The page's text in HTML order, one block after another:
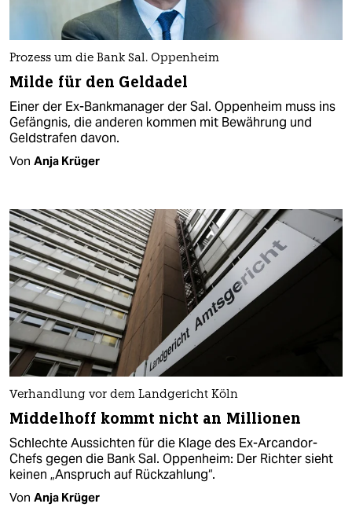
Prozess um die Bank Sal. Oppenheim
Milde für den Geldadel
Einer der Ex-Bankmanager der Sal. Oppenheim muss ins
Gefängnis, die anderen kommen mit Bewährung und
Geldstrafen davon.
Von Anja Krüger
Verhandlung vor dem Landgericht Köln
Middelhoff kommt nicht an Millionen
Schlechte Aussichten für die Klage des Ex-Arcandor-
Chefs gegen die Bank Sal. Oppenheim: Der Richter sieht
keinen „Anspruch auf Rückzahlung“.
Von Anja Krüger